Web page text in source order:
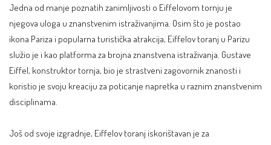
Jedna od manje poznatih zanimljivosti o Eiffelovom tornju je
njegova uloga u znanstvenim istraživanjima. Osim što je postao
ikona Pariza i popularna turistička atrakcija, Eiffelov toranj u Parizu
služio je i kao platforma za brojna znanstvena istraživanja. Gustave
Eiffel, konstruktor tornja, bio je strastveni zagovornik znanosti i
koristio je svoju kreaciju za poticanje napretka u raznim znanstvenim
disciplinama.
Još od svoje izgradnje, Eiffelov toranj iskorištavan je za